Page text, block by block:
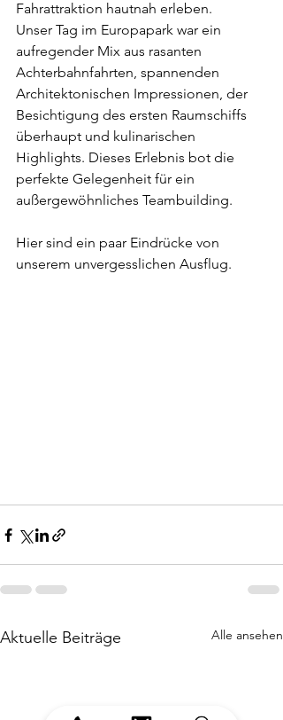
Fahrattraktion hautnah erleben.
Unser Tag im Europapark war ein
aufregender Mix aus rasanten
Achterbahnfahrten, spannenden
Architektonischen Impressionen, der
Besichtigung des ersten Raumschiffs
überhaupt und kulinarischen
Highlights. Dieses Erlebnis bot die
perfekte Gelegenheit für ein
außergewöhnliches Teambuilding.
Hier sind ein paar Eindrücke von
unserem unvergesslichen Ausflug.
Aktuelle Beiträge Alle ansehen